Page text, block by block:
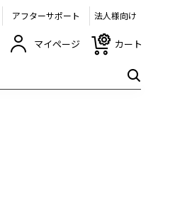
アフターサポート 法人様向け
マイページ カート